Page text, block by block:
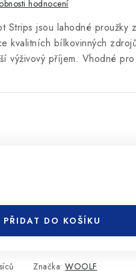
hodnocení
Strips jsou lahodné proužky
kvalitních bílkovinných
výživový příjem. Vhodné pro
PŘIDAT DO KOŠÍKU
Značka: WOOLF